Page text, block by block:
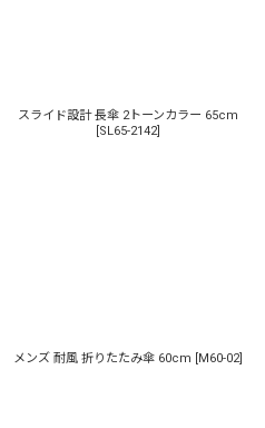
スライド設計 長傘 2トーンカラー 65cm
[SL65-2142]
メンズ 耐風 折りたたみ傘 60cm [M60-02]